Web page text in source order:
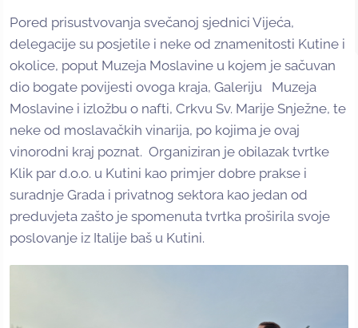
Pored prisustvovanja svečanoj sjednici Vijeća,
delegacije su posjetile i neke od znamenitosti Kutine i
okolice, poput Muzeja Moslavine u kojem je sačuvan
dio bogate povijesti ovoga kraja, Galeriju Muzeja
Moslavine i izložbu o nafti, Crkvu Sv. Marije Snježne, te
neke od moslavačkih vinarija, po kojima je ovaj
vinorodni kraj poznat. Organiziran je obilazak tvrtke
Klik par d.o.o. u Kutini kao primjer dobre prakse i
suradnje Grada i privatnog sektora kao jedan od
preduvjeta zašto je spomenuta tvrtka proširila svoje
poslovanje iz Italije baš u Kutini.